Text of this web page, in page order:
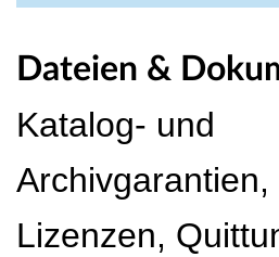
Dateien &
Katalog- und
Archivgarantien,
Lizenzen,